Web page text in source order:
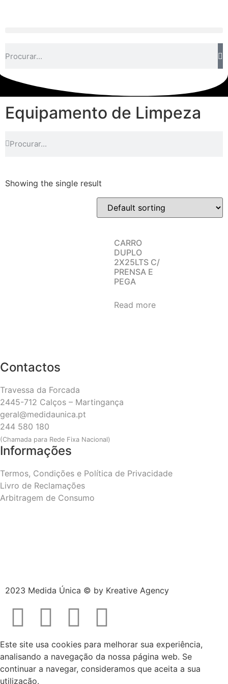
Equipamento de Limpeza
Showing the single result
CARRO
DUPLO
2X25LTS C/
PRENSA E
PEGA
Read more
Contactos
Travessa da Forcada
2445-712 Calços – Martingança
geral@medidaunica.pt
244 580 180
(Chamada para Rede Fixa Nacional)
Informações
Termos, Condições e Política de Privacidade
Livro de Reclamações
Arbitragem de Consumo
2023 Medida Única © by Kreative Agency
Este site usa cookies para melhorar sua experiência,
analisando a navegação da nossa página web. Se
continuar a navegar, consideramos que aceita a sua
utilização.